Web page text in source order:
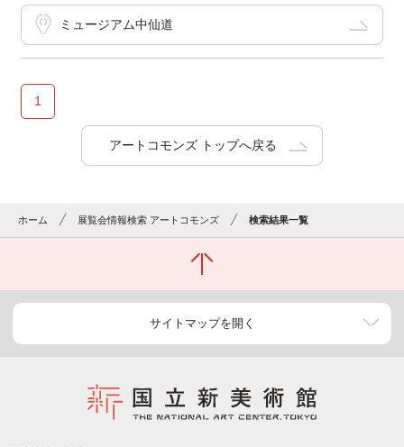
ミュージアム中仙道
1
アートコモンズ トップへ戻る
ホーム 展覧会情報検索 アートコモンズ 検索結果一覧
サイトマップを開く